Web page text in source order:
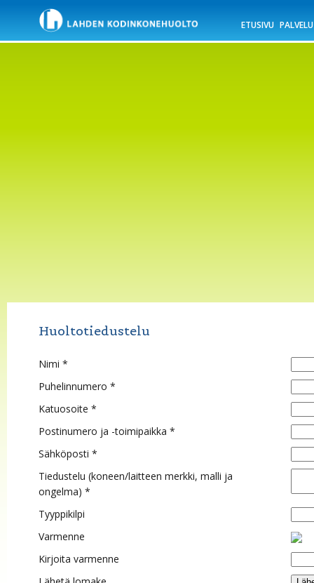
ETUSIVU
Huoltotiedustelu
Nimi *
Puhelinnumero *
Katuosoite *
Postinumero ja -toimipaikka *
Sähköposti *
Tiedustelu (koneen/laitteen merkki, malli ja
ongelma) *
Tyyppikilpi
Varmenne
Kirjoita varmenne